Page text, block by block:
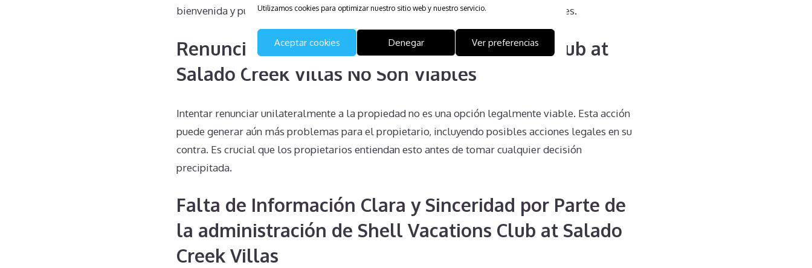
Utilizamos cookies para optimizar nuestro sitio web y nuestro servicio.
Aceptar cookies Denegar Ver preferencias
bienvenida y puede representar una carga inesperada y no deseada para los sucesores.
Renuncias Unilaterales en Shell Vacations Club at
Salado Creek Villas No Son Viables
Intentar renunciar unilateralmente a la propiedad no es una opción legalmente viable. Esta acción
puede generar aún más problemas para el propietario, incluyendo posibles acciones legales en su
contra. Es crucial que los propietarios entiendan esto antes de tomar cualquier decisión
precipitada.
Falta de Información Clara y Sinceridad por Parte de
la administración de Shell Vacations Club at Salado
Creek Villas